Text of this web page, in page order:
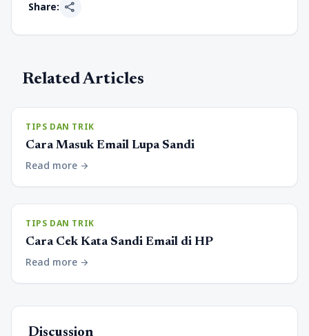
Share: share
Related Articles
TIPS DAN TRIK
Cara Masuk Email Lupa Sandi
Read more arrow_forward
TIPS DAN TRIK
Cara Cek Kata Sandi Email di HP
Read more arrow_forward
Discussion